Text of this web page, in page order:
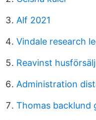
Alf 2021
Vindale research
Reavinst
Administration
Thomas backlund